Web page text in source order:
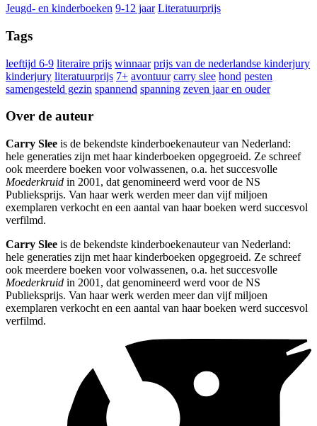
Jeugd- en kinderboeken 9-12 jaar Literatuurprijs
Tags
leeftijd 6-9 literaire prijs winnaar prijs van de nederlandse kinderjury
kinderjury literatuurprijs 7+ avontuur carry slee hond pesten
samengesteld gezin spannend spanning zeven jaar en ouder
Over de auteur
Carry Slee is de bekendste kinderboekenauteur van Nederland:
hele generaties zijn met haar kinderboeken opgegroeid. Ze schreef
ook meerdere boeken voor volwassenen, o.a. het succesvolle
Moederkruid in 2001, dat genomineerd werd voor de NS
Publieksprijs. Van haar werk werden meer dan vijf miljoen
exemplaren verkocht en een aantal van haar boeken werd succesvol
verfilmd.
Carry Slee is de bekendste kinderboekenauteur van Nederland:
hele generaties zijn met haar kinderboeken opgegroeid. Ze schreef
ook meerdere boeken voor volwassenen, o.a. het succesvolle
Moederkruid in 2001, dat genomineerd werd voor de NS
Publieksprijs. Van haar werk werden meer dan vijf miljoen
exemplaren verkocht en een aantal van haar boeken werd succesvol
verfilmd.